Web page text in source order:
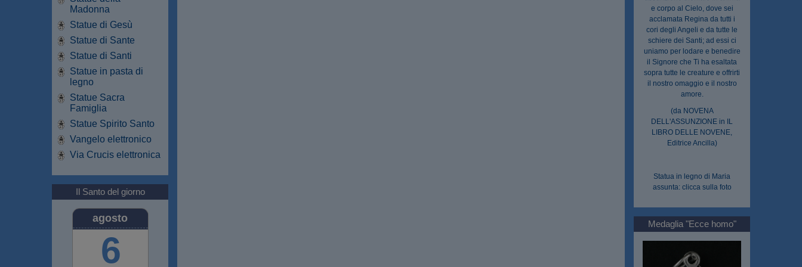
Madonna
Statue di Gesù
Statue di Sante
Statue di Santi
Statue in pasta di
legno
Statue Sacra
Famiglia
Statue Spirito Santo
Vangelo elettronico
Via Crucis elettronica
Il Santo del giorno
agosto
6
e corpo al Cielo, dove sei
acclamata Regina da tutti i
cori degli Angeli e da tutte le
schiere dei Santi; ad essi ci
uniamo per lodare e benedire
il Signore che Ti ha esaltata
sopra tutte le creature e offrirti
il nostro omaggio e il nostro
amore.
(da NOVENA
DELL'ASSUNZIONE in IL
LIBRO DELLE NOVENE,
Editrice Ancilla)
Statua in legno di Maria
assunta: clicca sulla foto
Medaglia "Ecce homo"